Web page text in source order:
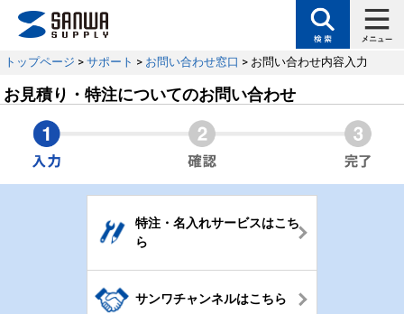
トップページ > サポート > お問い合わせ窓口 > お問い合わせ内容入力
お見積り・特注についてのお問い合わせ
特注・名入れサービスはこち
ら
サンワチャンネルはこちら